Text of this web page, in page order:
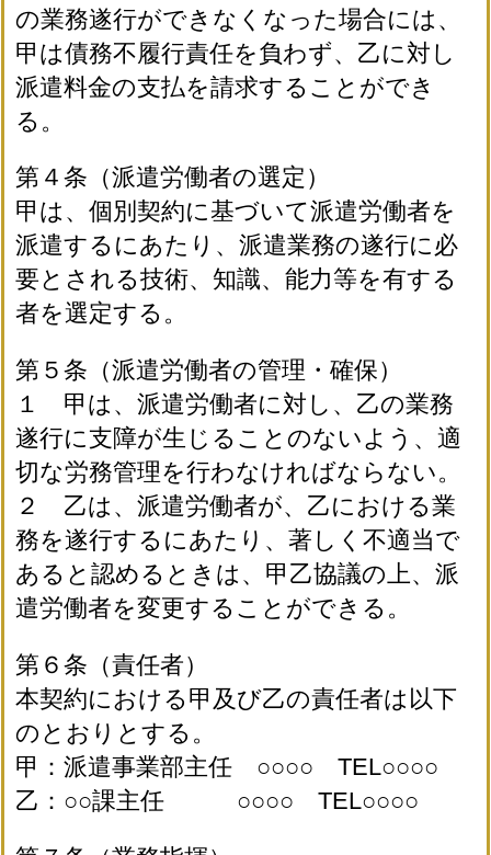
の業務遂行ができなくなった場合には、
甲は債務不履行責任を負わず、乙に対し
派遣料金の支払を請求することができ
る。
第４条（派遣労働者の選定）
甲は、個別契約に基づいて派遣労働者を
派遣するにあたり、派遣業務の遂行に必
要とされる技術、知識、能力等を有する
者を選定する。
第５条（派遣労働者の管理・確保）
１ 甲は、派遣労働者に対し、乙の業務
遂行に支障が生じることのないよう、適
切な労務管理を行わなければならない。
２ 乙は、派遣労働者が、乙における業
務を遂行するにあたり、著しく不適当で
あると認めるときは、甲乙協議の上、派
遣労働者を変更することができる。
第６条（責任者）
本契約における甲及び乙の責任者は以下
のとおりとする。
甲：派遣事業部主任 ○○○○ TEL○○○○
乙：○○課主任 ○○○○ TEL○○○○